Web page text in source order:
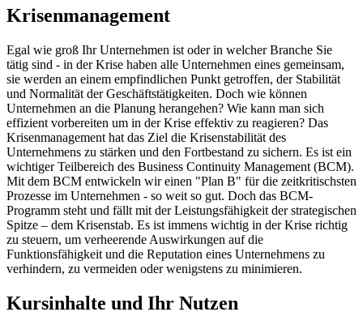
Krisenmanagement
Egal wie groß Ihr Unternehmen ist oder in welcher Branche Sie
tätig sind - in der Krise haben alle Unternehmen eines gemeinsam,
sie werden an einem empfindlichen Punkt getroffen, der Stabilität
und Normalität der Geschäftstätigkeiten. Doch wie können
Unternehmen an die Planung herangehen? Wie kann man sich
effizient vorbereiten um in der Krise effektiv zu reagieren? Das
Krisenmanagement hat das Ziel die Krisenstabilität des
Unternehmens zu stärken und den Fortbestand zu sichern. Es ist ein
wichtiger Teilbereich des Business Continuity Management (BCM).
Mit dem BCM entwickeln wir einen "Plan B" für die zeitkritischsten
Prozesse im Unternehmen - so weit so gut. Doch das BCM-
Programm steht und fällt mit der Leistungsfähigkeit der strategischen
Spitze – dem Krisenstab. Es ist immens wichtig in der Krise richtig
zu steuern, um verheerende Auswirkungen auf die
Funktionsfähigkeit und die Reputation eines Unternehmens zu
verhindern, zu vermeiden oder wenigstens zu minimieren.
Kursinhalte und Ihr Nutzen